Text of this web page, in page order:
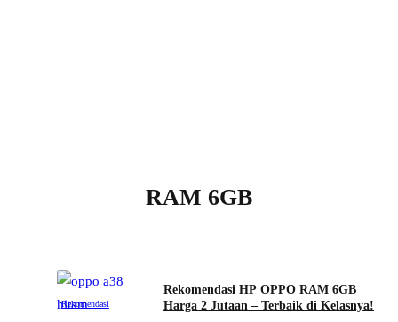
RAM 6GB
Rekomendasi
Rekomendasi HP OPPO RAM 6GB
Harga 2 Jutaan – Terbaik di Kelasnya!